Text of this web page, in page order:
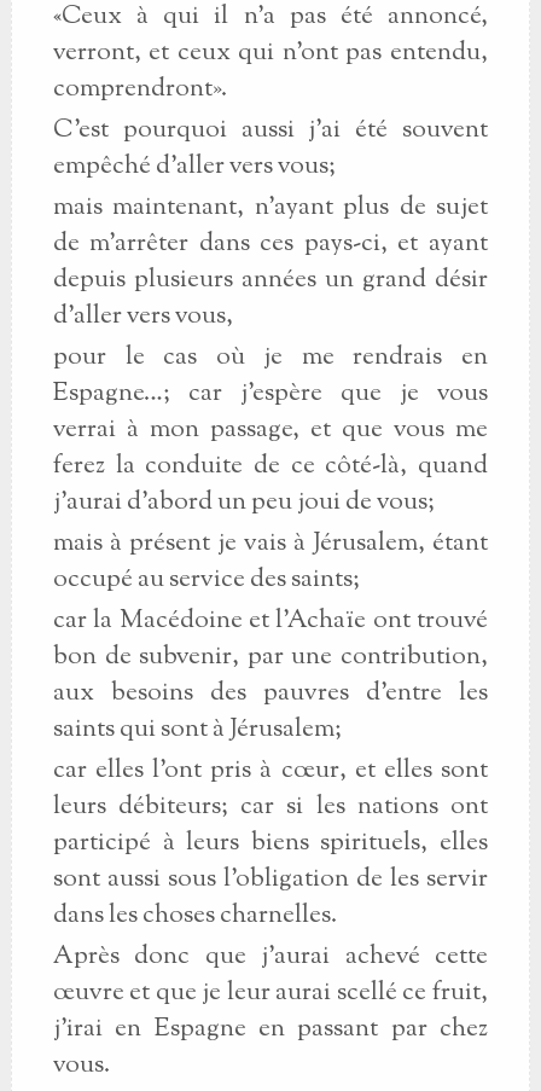
«Ceux à qui il n’a pas été annoncé,
verront, et ceux qui n’ont pas entendu,
comprendront».
C’est pourquoi aussi j’ai été souvent
empêché d’aller vers vous;
mais maintenant, n’ayant plus de sujet
de m’arrêter dans ces pays-ci, et ayant
depuis plusieurs années un grand désir
d’aller vers vous,
pour le cas où je me rendrais en
Espagne…; car j’espère que je vous
verrai à mon passage, et que vous me
ferez la conduite de ce côté-là, quand
j’aurai d’abord un peu joui de vous;
mais à présent je vais à Jérusalem, étant
occupé au service des saints;
car la Macédoine et l’Achaïe ont trouvé
bon de subvenir, par une contribution,
aux besoins des pauvres d’entre les
saints qui sont à Jérusalem;
car elles l’ont pris à cœur, et elles sont
leurs débiteurs; car si les nations ont
participé à leurs biens spirituels, elles
sont aussi sous l’obligation de les servir
dans les choses charnelles.
Après donc que j’aurai achevé cette
œuvre et que je leur aurai scellé ce fruit,
j’irai en Espagne en passant par chez
vous.